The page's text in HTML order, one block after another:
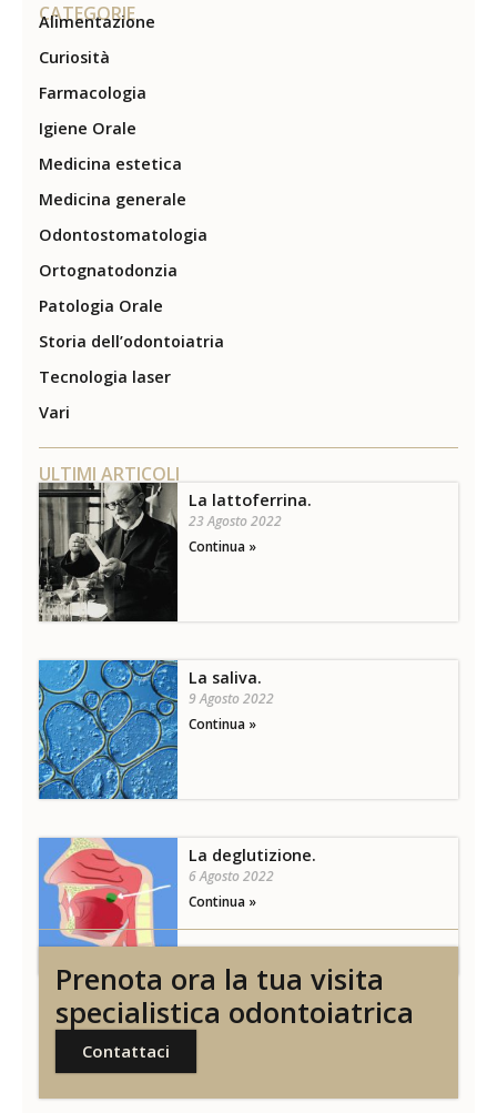
CATEGORIE
Alimentazione
Curiosità
Farmacologia
Igiene Orale
Medicina estetica
Medicina generale
Odontostomatologia
Ortognatodonzia
Patologia Orale
Storia dell’odontoiatria
Tecnologia laser
Vari
ULTIMI ARTICOLI
La lattoferrina.
23 Agosto 2022
Continua »
La saliva.
9 Agosto 2022
Continua »
La deglutizione.
6 Agosto 2022
Continua »
Prenota ora la tua visita
specialistica odontoiatrica
Contattaci